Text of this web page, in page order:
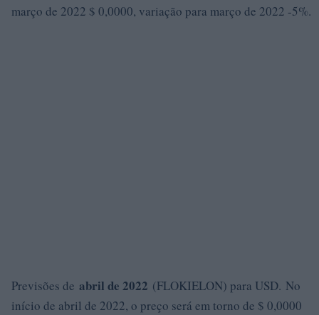
março de 2022 $ 0,0000, variação para março de 2022 -5%.
Previsões de abril de 2022 (FLOKIELON) para USD. No
início de abril de 2022, o preço será em torno de $ 0,0000